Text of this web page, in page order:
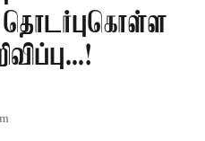
தொடர்புகொள்ள